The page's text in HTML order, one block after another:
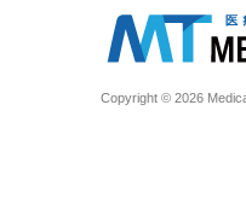
Copyright © 2026